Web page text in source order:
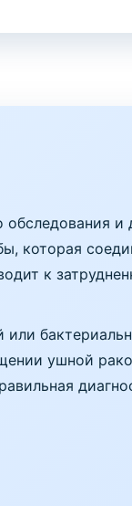
и
которая
к
или
ушной